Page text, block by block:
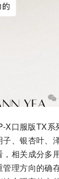
X口服版TX系
、银杏叶、
相关成分多
理方向的确